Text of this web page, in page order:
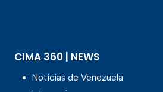
CIMA 360 | NEWS
Noticias de Venezuela